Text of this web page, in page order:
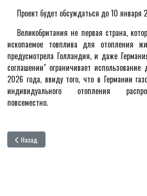
Проект будет обсуждаться до 10 января
Великобритания не первая страна,
ископаемое товплива для отопления
предусмотрела Голландия, и даже
соглашении" ограничивает
2026 года, ввиду того, что в Германии
индивидуального отопления
повсеместно.
Предыдущий: Аппараты воздушного охлаждения
Назад